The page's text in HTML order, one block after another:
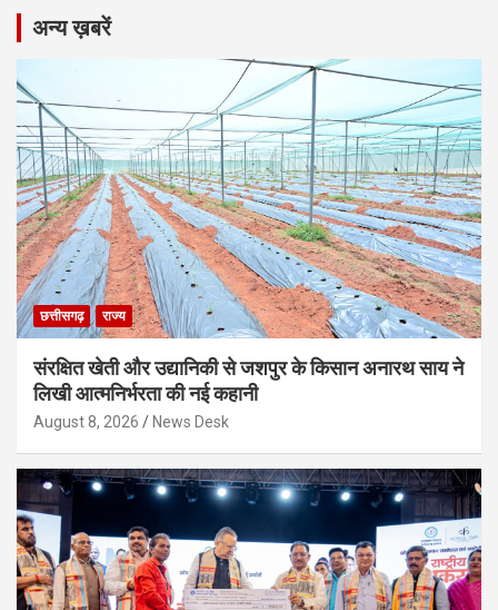
अन्य ख़बरें
छत्तीसगढ़ राज्य
संरक्षित खेती और उद्यानिकी से जशपुर के किसान अनारथ साय ने
लिखी आत्मनिर्भरता की नई कहानी
August 8, 2026 News Desk